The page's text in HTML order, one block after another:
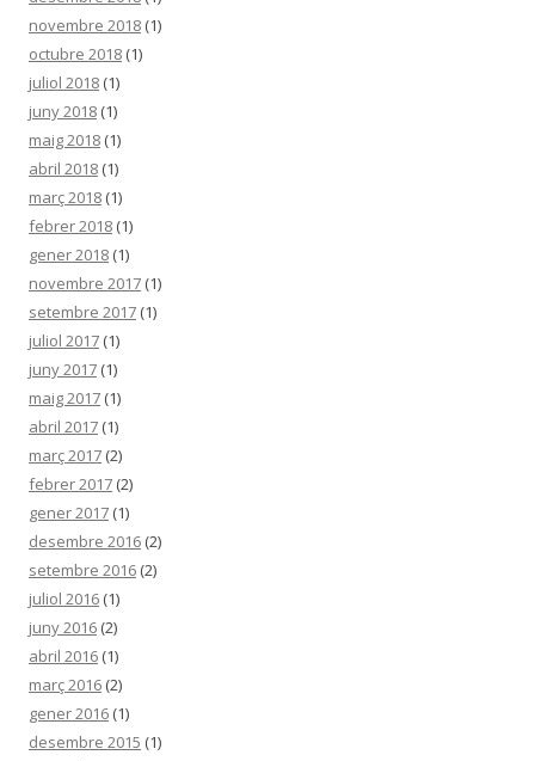
novembre 2018 (1)
octubre 2018 (1)
juliol 2018 (1)
juny 2018 (1)
maig 2018 (1)
abril 2018 (1)
març 2018 (1)
febrer 2018 (1)
gener 2018 (1)
novembre 2017 (1)
setembre 2017 (1)
juliol 2017 (1)
juny 2017 (1)
maig 2017 (1)
abril 2017 (1)
març 2017 (2)
febrer 2017 (2)
gener 2017 (1)
desembre 2016 (2)
setembre 2016 (2)
juliol 2016 (1)
juny 2016 (2)
abril 2016 (1)
març 2016 (2)
gener 2016 (1)
desembre 2015 (1)